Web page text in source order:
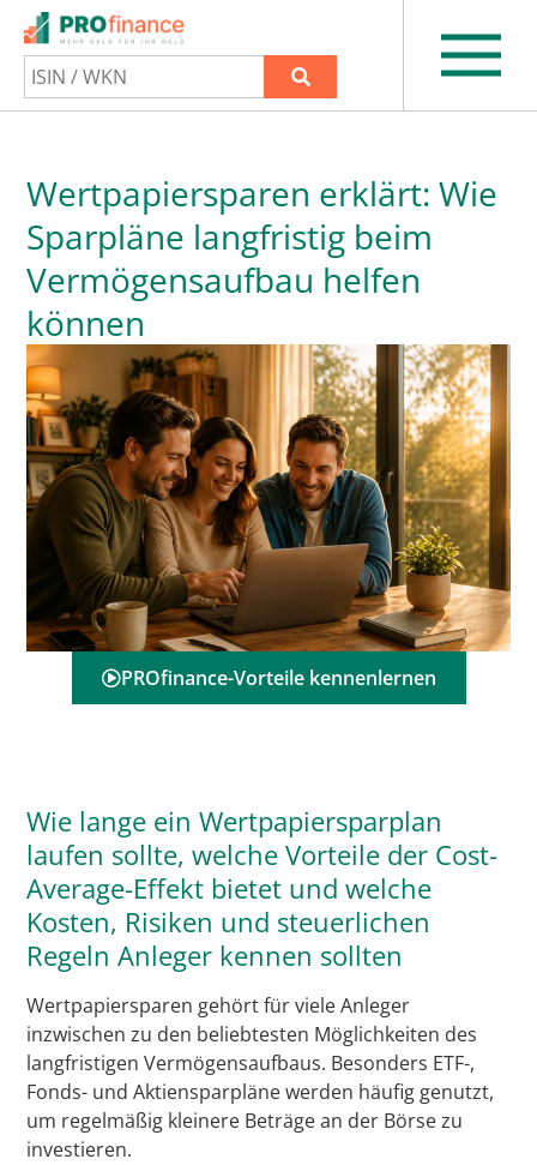
Wertpapiersparen erklärt: Wie
Sparpläne langfristig beim
Vermögensaufbau helfen
können
PROfinance-Vorteile kennenlernen
Wie lange ein Wertpapiersparplan
laufen sollte, welche Vorteile der Cost-
Average-Effekt bietet und welche
Kosten, Risiken und steuerlichen
Regeln Anleger kennen sollten
Wertpapiersparen gehört für viele Anleger
inzwischen zu den beliebtesten Möglichkeiten des
langfristigen Vermögensaufbaus. Besonders ETF-,
Fonds- und Aktiensparpläne werden häufig genutzt,
um regelmäßig kleinere Beträge an der Börse zu
investieren.